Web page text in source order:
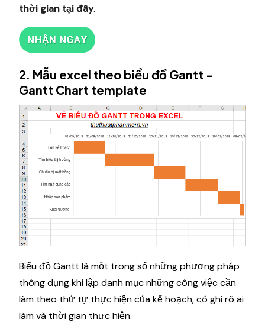
thời gian tại đây.
2. Mẫu excel theo biểu đồ Gantt -
Gantt Chart template
Biểu đồ Gantt là một trong số những phương pháp
thông dụng khi lập danh mục những công việc cần
làm theo thứ tự thực hiện của kế hoạch, có ghi rõ ai
làm và thời gian thực hiện.